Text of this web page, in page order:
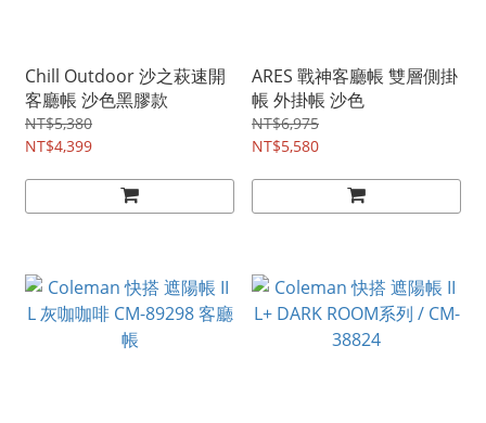
Chill Outdoor 沙之萩速開
客廳帳 沙色黑膠款
NT$5,380
NT$4,399
ARES 戰神客廳帳 雙層側掛
帳 外掛帳 沙色
NT$6,975
NT$5,580